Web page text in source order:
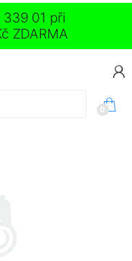
339 01 při
ZDARMA
0